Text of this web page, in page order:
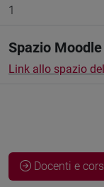
1
Spazio Moodle
Link allo spazio
Docenti e